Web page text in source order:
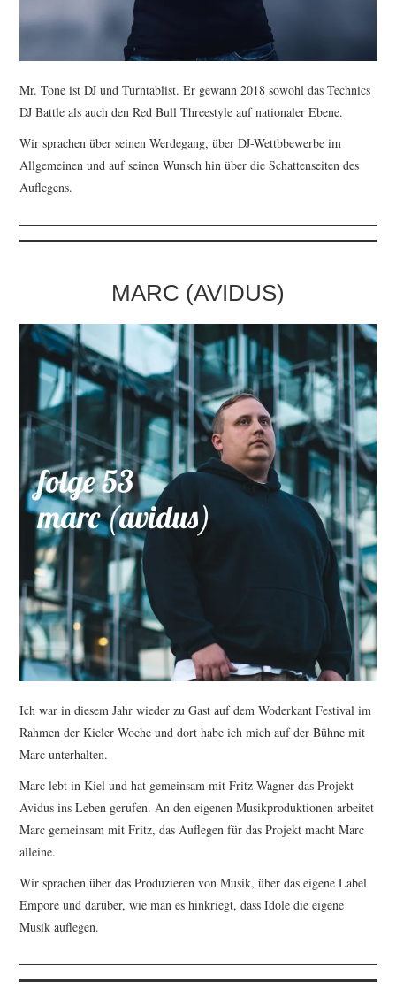
Mr. Tone ist DJ und Turntablist. Er gewann 2018 sowohl das Technics
DJ Battle als auch den Red Bull Threestyle auf nationaler Ebene.
Wir sprachen über seinen Werdegang, über DJ-Wettbbewerbe im
Allgemeinen und auf seinen Wunsch hin über die Schattenseiten des
Auflegens.
MARC (AVIDUS)
Ich war in diesem Jahr wieder zu Gast auf dem Woderkant Festival im
Rahmen der Kieler Woche und dort habe ich mich auf der Bühne mit
Marc unterhalten.
Marc lebt in Kiel und hat gemeinsam mit Fritz Wagner das Projekt
Avidus ins Leben gerufen. An den eigenen Musikproduktionen arbeitet
Marc gemeinsam mit Fritz, das Auflegen für das Projekt macht Marc
alleine.
Wir sprachen über das Produzieren von Musik, über das eigene Label
Empore und darüber, wie man es hinkriegt, dass Idole die eigene
Musik auflegen.